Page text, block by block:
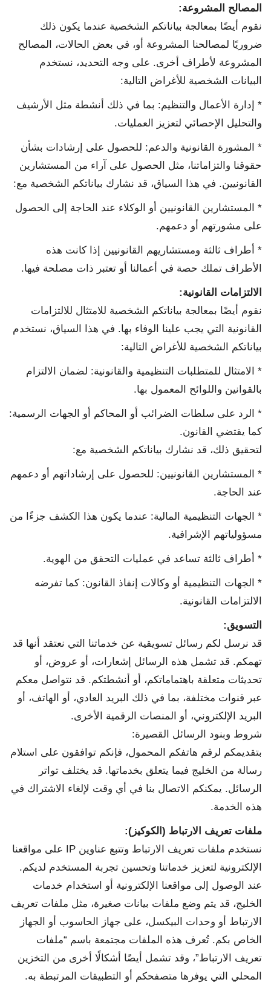
المصالح المشروعة:
نقوم أيضًا بمعالجة بياناتكم الشخصية عندما يكون ذلك
ضروريًا لمصالحنا المشروعة أو، في بعض الحالات، المصالح
المشروعة لأطراف أخرى. على وجه التحديد، نستخدم
البيانات الشخصية للأغراض التالية:
* إدارة الأعمال والتنظيم: بما في ذلك أنشطة مثل الأرشيف
والتحليل الإحصائي لتعزيز العمليات.
* المشورة القانونية والدعم: للحصول على إرشادات بشأن
حقوقنا والتزاماتنا، مثل الحصول على آراء من المستشارين
القانونيين. في هذا السياق، قد نشارك بياناتكم الشخصية مع:
* المستشارين القانونيين أو الوكلاء عند الحاجة إلى الحصول
على مشورتهم أو دعمهم.
* أطراف ثالثة ومستشاريهم القانونيين إذا كانت هذه
الأطراف تملك حصة في أعمالنا أو تعتبر ذات مصلحة فيها.
الالتزامات القانونية:
نقوم أيضًا بمعالجة بياناتكم الشخصية للامتثال للالتزامات
القانونية التي يجب علينا الوفاء بها. في هذا السياق، نستخدم
بياناتكم الشخصية للأغراض التالية:
* الامتثال للمتطلبات التنظيمية والقانونية: لضمان الالتزام
بالقوانين واللوائح المعمول بها.
* الرد على سلطات الضرائب أو المحاكم أو الجهات الرسمية:
كما يقتضي القانون.
لتحقيق ذلك، قد نشارك بياناتكم الشخصية مع:
* المستشارين القانونيين: للحصول على إرشاداتهم أو دعمهم
عند الحاجة.
* الجهات التنظيمية المالية: عندما يكون هذا الكشف جزءًا من
مسؤولياتهم الإشرافية.
* أطراف ثالثة تساعد في عمليات التحقق من الهوية.
* الجهات التنظيمية أو وكالات إنفاذ القانون: كما تفرضه
الالتزامات القانونية.
التسويق:
قد نرسل لكم رسائل تسويقية عن خدماتنا التي نعتقد أنها قد
تهمكم. قد تشمل هذه الرسائل إشعارات، أو عروض، أو
تحديثات متعلقة باهتماماتكم، أو أنشطتكم. قد نتواصل معكم
عبر قنوات مختلفة، بما في ذلك البريد العادي، أو الهاتف، أو
البريد الإلكتروني، أو المنصات الرقمية الأخرى.
شروط وبنود الرسائل القصيرة:
بتقديمكم لرقم هاتفكم المحمول، فإنكم توافقون على استلام
رسالة من الخليج فيما يتعلق بخدماتها. قد يختلف تواتر
الرسائل. يمكنكم الاتصال بنا في أي وقت لإلغاء الاشتراك في
هذه الخدمة.
ملفات تعريف الارتباط (الكوكيز):
نستخدم ملفات تعريف الارتباط وتتبع عناوين IP على مواقعنا
الإلكترونية لتعزيز خدماتنا وتحسين تجربة المستخدم لديكم.
عند الوصول إلى مواقعنا الإلكترونية أو استخدام خدمات
الخليج، قد يتم وضع ملفات بيانات صغيرة، مثل ملفات تعريف
الارتباط أو وحدات البيكسل، على جهاز الحاسوب أو الجهاز
الخاص بكم. تُعرف هذه الملفات مجتمعة باسم “ملفات
تعريف الارتباط”، وقد تشمل أيضًا أشكالًا أخرى من التخزين
المحلي التي يوفرها متصفحكم أو التطبيقات المرتبطة به.